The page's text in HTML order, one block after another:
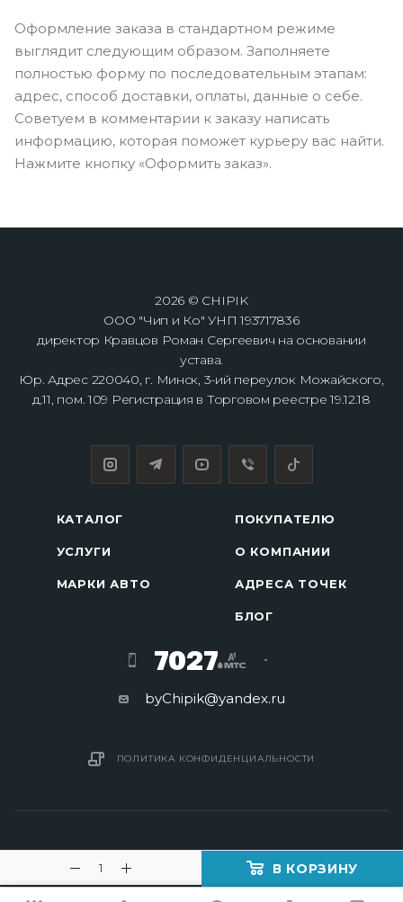
В КОРЗИНУ
Оформление заказа в стандартном режиме
выглядит следующим образом. Заполняете
полностью форму по последовательным этапам:
адрес, способ доставки, оплаты, данные о себе.
Советуем в комментарии к заказу написать
информацию, которая поможет курьеру вас найти.
Нажмите кнопку «Оформить заказ».
2026 © CHIPIK
ООО "Чип и Ко" УНП 193717836
директор Кравцов Роман Сергеевич на основании
устава.
Юр. Адрес 220040, г. Минск, 3-ий переулок Можайского,
д.11, пом. 109 Регистрация в Торговом реестре 19.12.18
КАТАЛОГ
УСЛУГИ
МАРКИ АВТО
ПОКУПАТЕЛЮ
О КОМПАНИИ
АДРЕСА ТОЧЕК
БЛОГ
7027
byChipik@yandex.ru
ПОЛИТИКА КОНФИДЕНЦИАЛЬНОСТИ
2016 - 2026 © Изготовление ключей в Минске